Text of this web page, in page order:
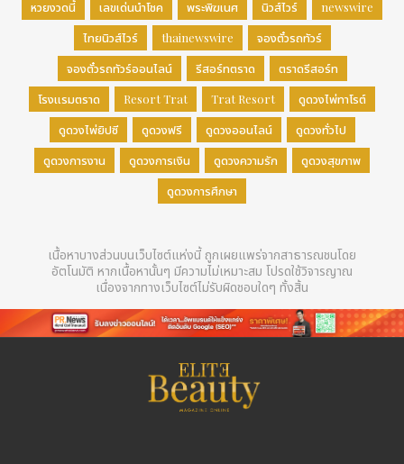
หวยงวดนี้
เลขเด่นนำโชค พระพิฆเนศ นิวส์ไวร์
newswire
ไทยนิวส์ไวร์
thainewswire
จองตั๋วรถทัวร์
จองตั๋วรถทัวร์ออนไลน์
รีสอร์ทตราด
ตราดรีสอร์ท
โรงแรมตราด
Resort Trat Trat Resort
ดูดวงไพ่ทาโรต์
ดูดวงไพ่ยิปซี
ดูดวงฟรี ดูดวงออนไลน์
ดูดวงทั่วไป
ดูดวงการงาน
ดูดวงการเงิน ดูดวงความรัก
ดูดวงสุขภาพ
ดูดวงการศึกษา
เนื้อหาบางส่วนบนเว็บไซต์แห่งนี้ ถูกเผยแพร่จากสาธารณชนโดย
อัตโนมัติ หากเนื้อหานั้นๆ มีความไม่เหมาะสม โปรดใช้วิจารญาณ
เนื่องจากทางเว็บไซต์ไม่รับผิดชอบใดๆ ทั้งสิ้น